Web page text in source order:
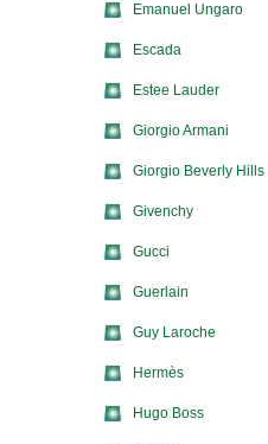
Emanuel Ungaro
Escada
Estee Lauder
Giorgio Armani
Giorgio Beverly Hills
Givenchy
Gucci
Guerlain
Guy Laroche
Hermès
Hugo Boss